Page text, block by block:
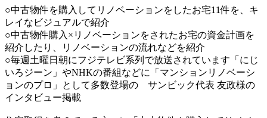
○中古物件を購入してリノベーションをしたお宅11件を、キ
レイなビジュアルで紹介
○中古物件購入×リノベーションをされたお宅の資金計画を
紹介したり、リノベーションの流れなどを紹介
○毎週土曜日朝にフジテレビ系列で放送されています「にじ
いろジーン」やNHKの番組などに「マンションリノベーシ
ョンのプロ」として多数登場の サンビック代表 友政様の
インタビュー掲載